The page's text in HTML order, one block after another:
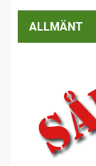
ALLMÄNT